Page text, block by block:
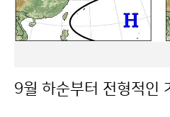
은 951.7mm로 3위에 해당
12일 누적 강수일수와 누적강
년도 순위 누적강수량 년도
클 것으로 예상됨에 따라 색
을 것으로 전망된다. 첫단풍
다. 단풍의 색깔은 단풍잎 속
9월 하순부터 전형적인